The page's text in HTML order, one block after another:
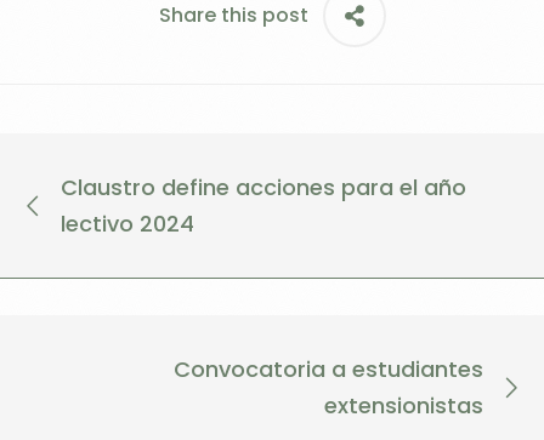
Share this post
Claustro define acciones para el año
lectivo 2024
Convocatoria a estudiantes
extensionistas